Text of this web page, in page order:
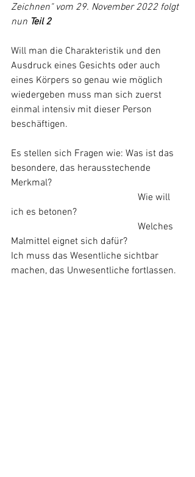
Zeichnen" vom 29. November 2022 folgt
nun Teil 2
Will man die Charakteristik und den
Ausdruck eines Gesichts oder auch
eines Körpers so genau wie möglich
wiedergeben muss man sich zuerst
einmal intensiv mit dieser Person
beschäftigen.
Es stellen sich Fragen wie: Was ist das
besondere, das herausstechende
Merkmal?
ich es betonen?
Malmittel eignet sich dafür?
Ich muss das Wesentliche sichtbar
machen, das Unwesentliche fortlassen.